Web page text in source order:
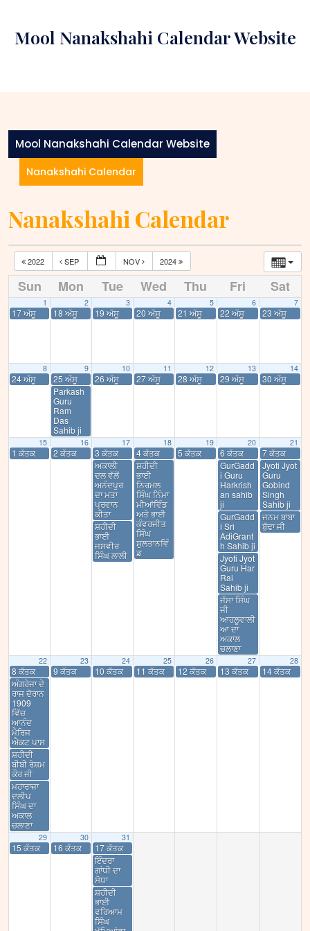
contentMool Nanakshahi Calendar Website
Mool Nanakshahi Calendar Website
Nanakshahi Calendar
Nanakshahi Calendar
2022 SEP NOV 2024
Sun Mon Tue Wed Thu Fri Sat
1
17 ਅੱਸੂ
2
18 ਅੱਸੂ
3
19 ਅੱਸੂ
4
20 ਅੱਸੂ
5
21 ਅੱਸੂ
6
22 ਅੱਸੂ
7
23 ਅੱਸੂ
8
24 ਅੱਸੂ
9
25 ਅੱਸੂ
Parkash
Guru
Ram
Das
Sahib ji
10
26 ਅੱਸੂ
11
27 ਅੱਸੂ
12
28 ਅੱਸੂ
13
29 ਅੱਸੂ
14
30 ਅੱਸੂ
15
1 ਕੱਤਕ
16
2 ਕੱਤਕ
17
3 ਕੱਤਕ
ਅਕਾਲੀ
ਦਲ ਵੱਲੋਂ
ਅਨੰਦਪੁਰ
ਦਾ ਮਤਾ
ਪ੍ਰਵਾਨ
ਕੀਤਾ
ਸ਼ਹੀਦੀ
ਭਾਈ
ਜਸਵੀਰ
ਸਿੰਘ ਲਾਲੀ
18
4 ਕੱਤਕ
ਸ਼ਹੀਦੀ
ਭਾਈ
ਨਿਰਮਲ
ਸਿੰਘ ਨਿੰਮਾ
ਮੀਆਂਵਿੰਡ
ਅਤੇ ਭਾਈ
ਕੰਵਰਜੀਤ
ਸਿੰਘ
ਸੁਲਤਾਨਵਿੰ
ਡ
19
5 ਕੱਤਕ
20
6 ਕੱਤਕ
GurGadd
i Guru
Harkrish
an sahib
ji
GurGadd
i Sri
AdiGrant
h Sahib ji
Jyoti Jyot
Guru Har
Rai
Sahib ji
ਜੱਸਾ ਸਿੰਘ
ਜੀ
ਆਹਲੂਵਾਲੀ
ਆ ਦਾ
ਅਕਾਲ
ਚਲਾਣਾ
21
7 ਕੱਤਕ
Jyoti Jyot
Guru
Gobind
Singh
Sahib ji
ਜਨਮ ਬਾਬਾ
ਬੁੱਢਾ ਜੀ
22
8 ਕੱਤਕ
ਅੰਗਰੇਜਾ ਦੇ
ਰਾਜ ਦੋਰਾਨ
1909
ਵਿੱਚ
ਆਨੰਦ
ਮੈਰਿਜ
ਐਕਟ ਪਾਸ
ਸ਼ਹੀਦੀ
ਬੀਬੀ ਰੇਸ਼ਮ
ਕੌਰ ਜੀ
ਮਹਾਰਾਜਾ
ਦਲੀਪ
ਸਿੰਘ ਦਾ
ਅਕਾਲ
ਚਲਾਣਾ
23
9 ਕੱਤਕ
24
10 ਕੱਤਕ
25
11 ਕੱਤਕ
26
12 ਕੱਤਕ
27
13 ਕੱਤਕ
28
14 ਕੱਤਕ
29
15 ਕੱਤਕ
30
16 ਕੱਤਕ
31
17 ਕੱਤਕ
ਇੰਦਰਾ
ਗਾਂਧੀ ਦਾ
ਸੋਧਾ
ਸ਼ਹੀਦੀ
ਭਾਈ
ਵਰਿਆਮ
ਸਿੰਘ